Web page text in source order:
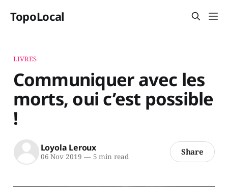
TopoLocal
LIVRES
Communiquer avec les
morts, oui c’est possible
!
Loyola Leroux
06 Nov 2019 —5 min read Share